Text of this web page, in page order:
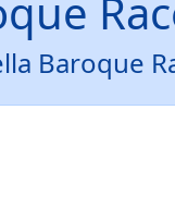
Baroque